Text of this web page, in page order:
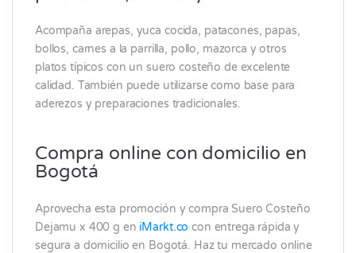
Acompaña arepas, yuca cocida, patacones, papas,
bollos, carnes a la parrilla, pollo, mazorca y otros
platos típicos con un suero costeño de excelente
calidad. También puede utilizarse como base para
aderezos y preparaciones tradicionales.
Compra online con domicilio en
Bogotá
Aprovecha esta promoción y compra Suero Costeño
Dejamu x 400 g en iMarkt.co con entrega rápida y
segura a domicilio en Bogotá. Haz tu mercado online